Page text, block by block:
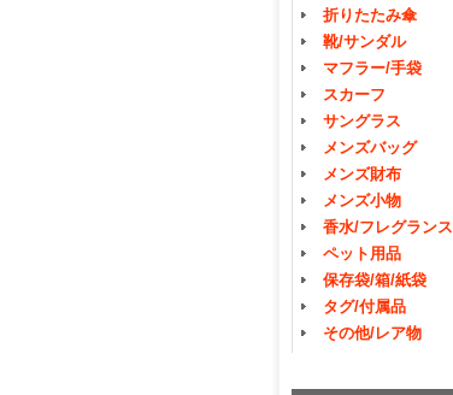
折りたたみ傘
靴/サンダル
マフラー/手袋
スカーフ
サングラス
メンズバッグ
メンズ財布
メンズ小物
香水/フレグランス
ペット用品
保存袋/箱/紙袋
タグ/付属品
その他/レア物